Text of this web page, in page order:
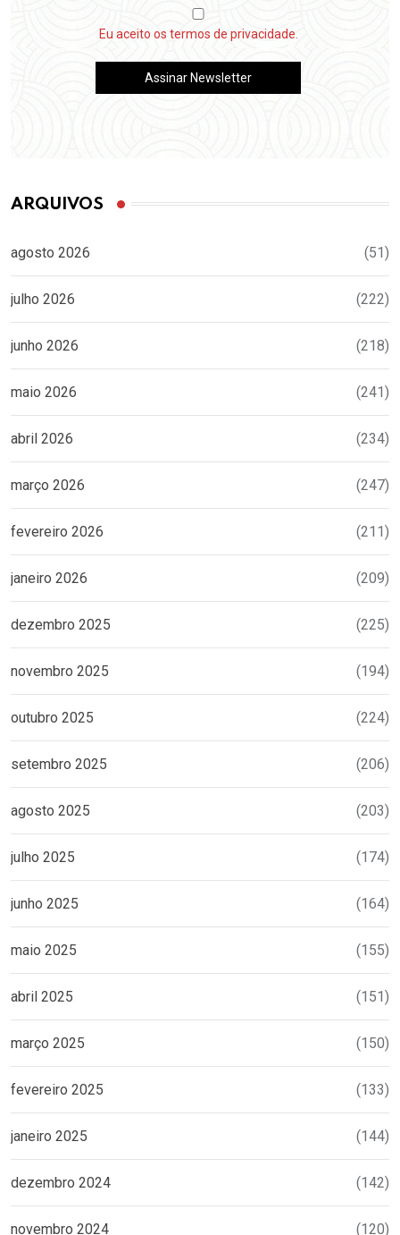
Eu aceito os termos de privacidade.
ARQUIVOS
agosto 2026 (51)
julho 2026 (222)
junho 2026 (218)
maio 2026 (241)
abril 2026 (234)
março 2026 (247)
fevereiro 2026 (211)
janeiro 2026 (209)
dezembro 2025 (225)
novembro 2025 (194)
outubro 2025 (224)
setembro 2025 (206)
agosto 2025 (203)
julho 2025 (174)
junho 2025 (164)
maio 2025 (155)
abril 2025 (151)
março 2025 (150)
fevereiro 2025 (133)
janeiro 2025 (144)
dezembro 2024 (142)
novembro 2024 (120)